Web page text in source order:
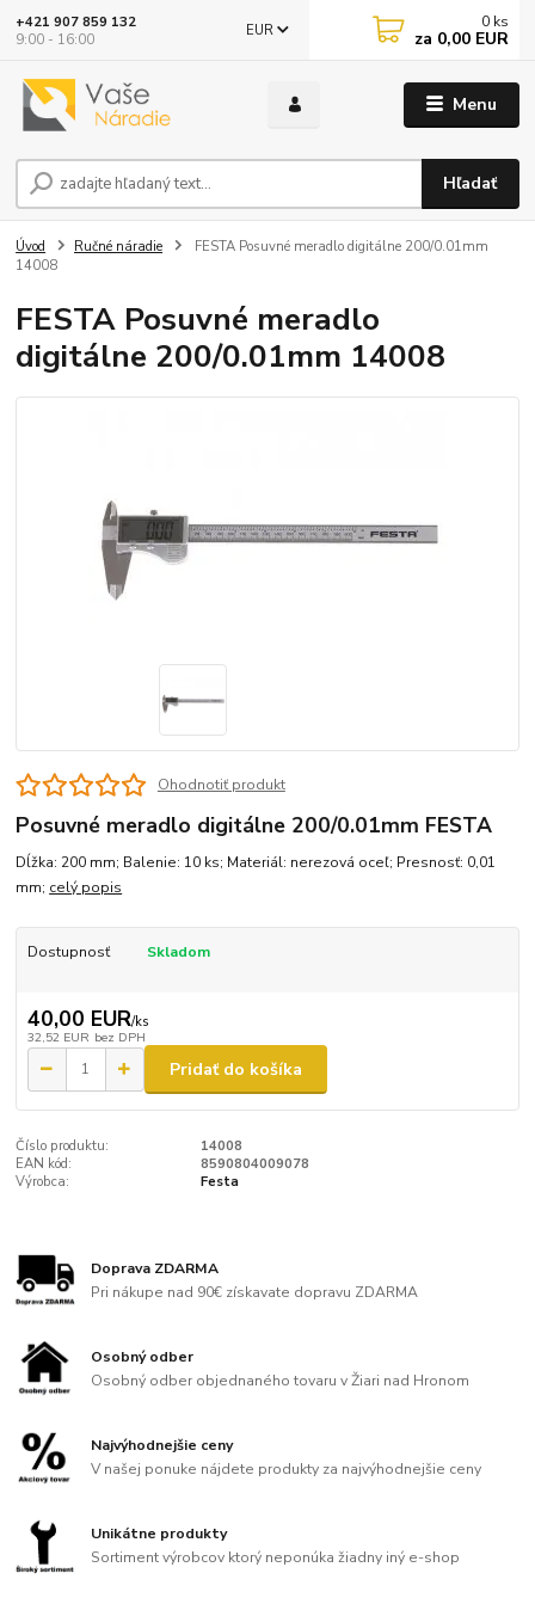
Menu
EUR
Hľadať
+421 907 859 132
9:00 - 16:00
0 ks
za 0,00 EUR
Úvod Ručné náradie
FESTA Posuvné meradlo digitálne 200/0.01mm
14008
FESTA Posuvné meradlo
digitálne 200/0.01mm 14008
Ohodnotiť produkt
Posuvné meradlo digitálne 200/0.01mm FESTA
Dĺžka: 200 mm; Balenie: 10 ks; Materiál: nerezová oceľ; Presnosť: 0,01
mm; celý popis
Dostupnosť Skladom
40,00 EUR/ks
32,52 EUR bez DPH
Pridať do košíka
Číslo produktu:
14008
EAN kód:
8590804009078
Výrobca:
Festa
Doprava ZDARMA
Pri nákupe nad 90€ získavate dopravu ZDARMA
Osobný odber
Osobný odber objednaného tovaru v Žiari nad Hronom
Najvýhodnejšie ceny
V našej ponuke nájdete produkty za najvýhodnejšie ceny
Unikátne produkty
Sortiment výrobcov ktorý neponúka žiadny iný e-shop